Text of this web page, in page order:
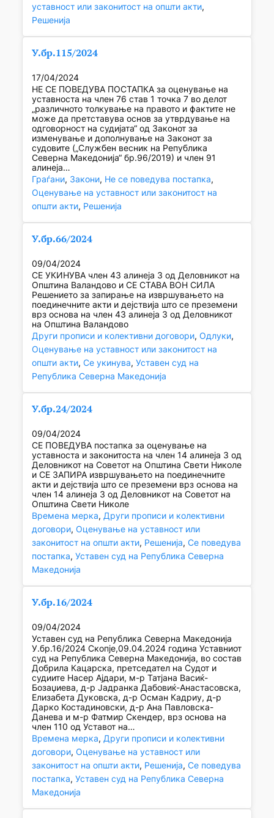
уставност или законитост на општи акти
Решенија
У.бр.115/2024
17/04/2024
НЕ СЕ ПОВЕДУВА ПОСТАПКА за оценување на
уставноста на член 76 став 1 точка 7 во делот
„различното толкување на правото и фактите не
може да претставува основ за утврдување на
одговорност на судијата“ од Законот за
изменување и дополнување на Законот за
судовите („Службен весник на Република
Северна Македонија“ бр.96/2019) и член 91
алинеја…
Граѓани, Закони, Не се поведува постапка
Оценување на уставност или законитост на
општи акти, Решенија
У.бр.66/2024
09/04/2024
СЕ УКИНУВА член 43 алинеја 3 од Деловникот на
Општина Валандово и СЕ СТАВА ВОН СИЛА
Решението за запирање на извршувањето на
поединечните акти и дејствија што се преземени
врз основа на член 43 алинеја 3 од Деловникот
на Општина Валандово
Други прописи и колективни договори, Одлуки
Оценување на уставност или законитост на
општи акти, Се укинува, Уставен суд на
Република Северна Македонија
У.бр.24/2024
09/04/2024
СЕ ПОВЕДУВА постапка за оценување на
уставноста и законитоста на член 14 алинеја 3 од
Деловникот на Советот на Општина Свети Николе
и СЕ ЗАПИРА извршувањето на поединечните
акти и дејствија што се преземени врз основа на
член 14 алинеја 3 од Деловникот на Советот на
Општина Свети Николе
Времена мерка, Други прописи и колективни
договори, Оценување на уставност или
законитост на општи акти, Решенија, Се поведува
постапка, Уставен суд на Република Северна
Македонија
У.бр.16/2024
09/04/2024
Уставен суд на Република Северна Македонија
У.бр.16/2024 Скопје,09.04.2024 година Уставниот
суд на Република Северна Македонија, во состав
Добрила Кацарска, претседател на Судот и
судиите Насер Ајдари, м-р Татјана Васиќ-
Бозаџиева, д-р Јадранка Дабовиќ-Анастасовска,
Елизабета Дуковска, д-р Осман Кадриу, д-р
Дарко Костадиновски, д-р Ана Павловска-
Данева и м-р Фатмир Скендер, врз основа на
член 110 од Уставот на…
Времена мерка, Други прописи и колективни
договори, Оценување на уставност или
законитост на општи акти, Решенија, Се поведува
постапка, Уставен суд на Република Северна
Македонија